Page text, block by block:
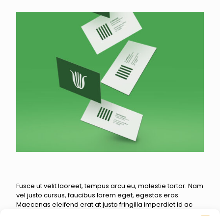
Fusce ut velit laoreet, tempus arcu eu, molestie tortor. Nam
vel justo cursus, faucibus lorem eget, egestas eros.
Maecenas eleifend erat at justo fringilla imperdiet id ac